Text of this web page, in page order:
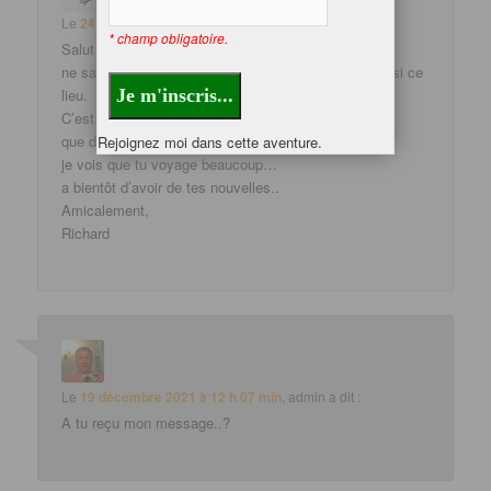
Le24 novembre 2021 à 16 h 53 min,Richard
Salut Trice,
ne sachant pas où te laisser un ptit coucou, j’ai choisi ce
lieu.
C’est Richard de TEITARC, tu te souviens?
que deviens-tu?
je vois que tu voyage beaucoup…
a bientôt d’avoir de tes nouvelles..
Amicalement,
Richard
Le 19 décembre 2021 à 12 h 07 min admin a dit :
A tu reçu mon message..?
* champ obligatoire.
Rejoignez moi dans cette aventure.